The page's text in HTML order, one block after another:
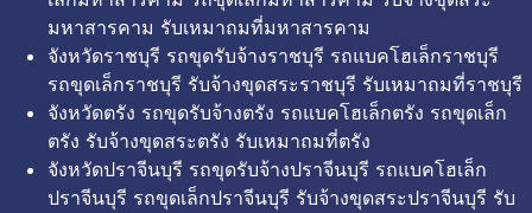
มหาสารคาม รับเหมาถมที่มหาสารคาม
จังหวัดราชบุรี รถขุดรับจ้างราชบุรี รถแบคโฮเล็กราชบุรี
รถขุดเล็กราชบุรี รับจ้างขุดสระราชบุรี รับเหมาถมที่ราชบุรี
จังหวัดตรัง รถขุดรับจ้างตรัง รถแบคโฮเล็กตรัง รถขุดเล็ก
ตรัง รับจ้างขุดสระตรัง รับเหมาถมที่ตรัง
จังหวัดปราจีนบุรี รถขุดรับจ้างปราจีนบุรี รถแบคโฮเล็ก
ปราจีนบุรี รถขุดเล็กปราจีนบุรี รับจ้างขุดสระปราจีนบุรี รับ